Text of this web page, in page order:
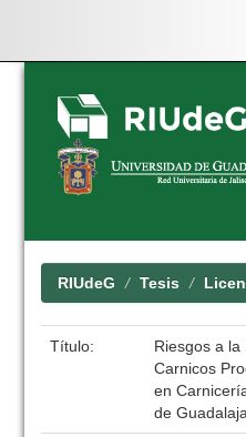
Skip
navigation
RIUdeG Tesis
Título:
Riesgos a
Carnicos
en
de